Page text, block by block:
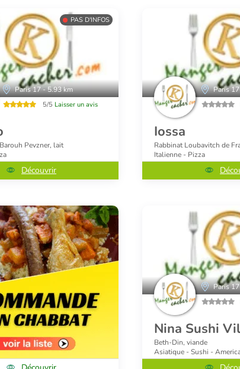
PAS D'INFOS
Paris 17 - 5.93 km
5/5 Laisser un avis
Pevzner, lait
Découvrir
Paris
Iossa
Rabbinat Loubavitch de
Italienne - Pizza
Paris
Nina Sushi
Beth-Din, viande
Asiatique - Sushi -